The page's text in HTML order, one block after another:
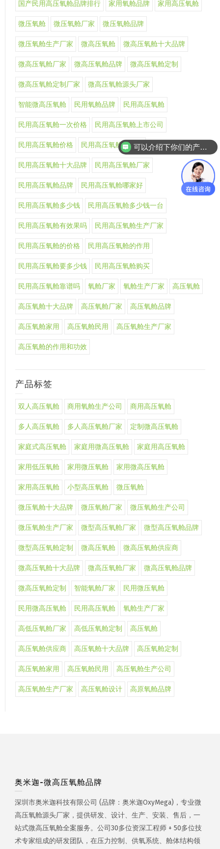
国产民用高压氧舱品牌排行 家用氧舱品牌 家用高压氧舱
微压氧舱 微压氧舱厂家 微压氧舱品牌
微压氧舱生产厂家 微高压氧舱 微高压氧舱十大品牌
微高压氧舱厂家 微高压氧舱品牌 微高压氧舱定制
微高压氧舱定制厂家 微高压氧舱源头厂家
智能微高压氧舱 民用氧舱品牌 民用高压氧舱
民用高压氧舱一次价格 民用高压氧舱上市公司
民用高压氧舱价格 民用高压氧舱价格表
民用高压氧舱十大品牌 民用高压氧舱厂家
民用高压氧舱品牌 民用高压氧舱哪家好
民用高压氧舱多少钱 民用高压氧舱多少钱一台
民用高压氧舱有效果吗 民用高压氧舱生产厂家
民用高压氧舱的价格 民用高压氧舱的作用
民用高压氧舱要多少钱 民用高压氧舱购买
民用高压氧舱靠谱吗 氧舱厂家 氧舱生产厂家 高压氧舱
高压氧舱十大品牌 高压氧舱厂家 高压氧舱品牌
高压氧舱家用 高压氧舱民用 高压氧舱生产厂家
高压氧舱的作用和功效
产品标签
双人高压氧舱 商用氧舱生产公司 商用高压氧舱
多人高压氧舱 多人高压氧舱厂家 定制微高压氧舱
家庭式高压氧舱 家庭用微高压氧舱 家庭用高压氧舱
家用低压氧舱 家用微压氧舱 家用微高压氧舱
家用高压氧舱 小型高压氧舱 微压氧舱
微压氧舱十大品牌 微压氧舱厂家 微压氧舱生产公司
微压氧舱生产厂家 微型高压氧舱厂家 微型高压氧舱品牌
微型高压氧舱定制 微高压氧舱 微高压氧舱供应商
微高压氧舱十大品牌 微高压氧舱厂家 微高压氧舱品牌
微高压氧舱定制 智能氧舱厂家 民用微压氧舱
民用微高压氧舱 民用高压氧舱 氧舱生产厂家
高低压氧舱厂家 高低压氧舱定制 高压氧舱
高压氧舱供应商 高压氧舱十大品牌 高压氧舱定制
高压氧舱家用 高压氧舱民用 高压氧舱生产公司
高压氧舱生产厂家 高压氧舱设计 高原氧舱品牌
奥米迦-微高压氧舱品牌
深圳市奥米迦科技有限公司 (品牌：奥米迦OxyMega)，专业微
高压氧舱源头厂家，提供研发、设计、生产、安装、售后，一
站式微高压氧舱全案服务。公司30多位资深工程师 + 50多位技
术专家组成的研发团队，在压力控制、供氧系统、舱体结构领
可以介绍下你们的产品么